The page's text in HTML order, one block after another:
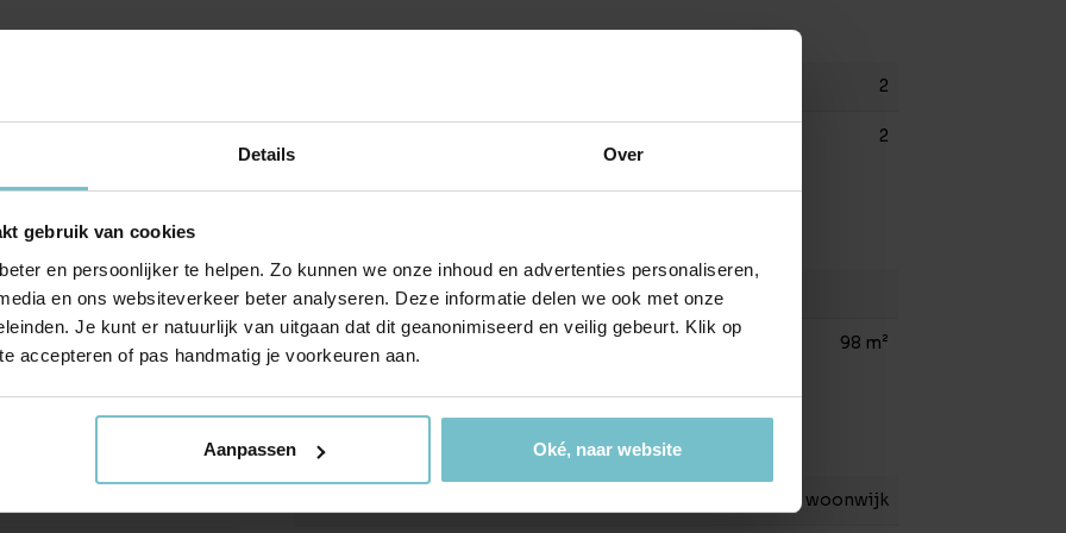
Details Over
gebruik van cookies
en persoonlijker te helpen. Zo kunnen we onze inhoud en advertenties personaliseren,
en ons websiteverkeer beter analyseren. Deze informatie delen we ook met onze
Je kunt er natuurlijk van uitgaan dat dit geanonimiseerd en veilig gebeurt. Klik op
accepteren of pas handmatig je voorkeuren aan.
Aanpassen Oké, naar website
Op de projectwebsite (grotebottel.nl)
v.o.n. prijzen en omschrijvingen.
alles wat dit prachtige project te
Zij helpen je uiteraard graag verder.
op.
2
2
A+++
Volledig geisoleerd
Warmtepomp
Deurne
Oppervlakte 98 m²
Buitenruimte
In woonwijk